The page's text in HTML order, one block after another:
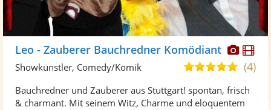
Fotos
Leo - Zauberer Bauchredner Komödiant
5,0
5
(4)
Showkünstler, Comedy/Komik
Bauchredner und Zauberer aus Stuttgart! spontan, frisch
& charmant. Mit seinem Witz, Charme und eloquentem